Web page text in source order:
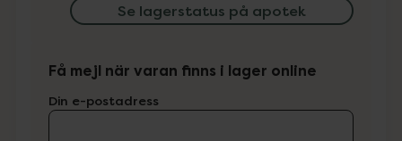
Se lagerstatus på apotek
Få mejl när varan finns i lager online
Din e-postadress